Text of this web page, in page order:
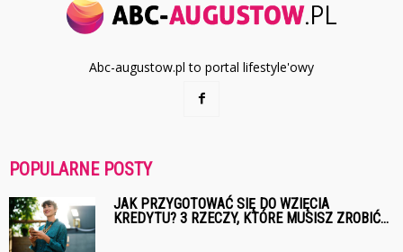
Abc-augustow.pl to portal lifestyle'owy
POPULARNE POSTY
JAK PRZYGOTOWAĆ SIĘ DO WZIĘCIA
KREDYTU? 3 RZECZY, KTÓRE MUSISZ ZROBIĆ...